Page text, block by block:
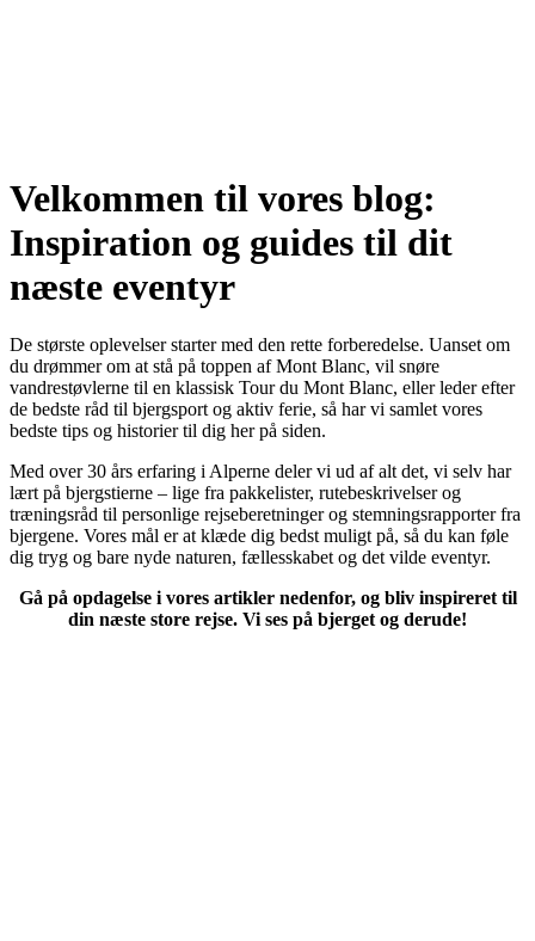
Velkommen til vores blog:
Inspiration og guides til dit
næste eventyr
De største oplevelser starter med den rette forberedelse. Uanset om
du drømmer om at stå på toppen af Mont Blanc, vil snøre
vandrestøvlerne til en klassisk Tour du Mont Blanc, eller leder efter
de bedste råd til bjergsport og aktiv ferie, så har vi samlet vores
bedste tips og historier til dig her på siden.
Med over 30 års erfaring i Alperne deler vi ud af alt det, vi selv har
lært på bjergstierne – lige fra pakkelister, rutebeskrivelser og
træningsråd til personlige rejseberetninger og stemningsrapporter fra
bjergene. Vores mål er at klæde dig bedst muligt på, så du kan føle
dig tryg og bare nyde naturen, fællesskabet og det vilde eventyr.
Gå på opdagelse i vores artikler nedenfor, og bliv inspireret til
din næste store rejse. Vi ses på bjerget og derude!